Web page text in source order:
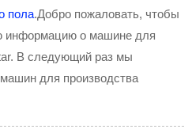
пола.Добро пожаловать, чтобы
информацию о машине для
В следующий раз мы
для производства